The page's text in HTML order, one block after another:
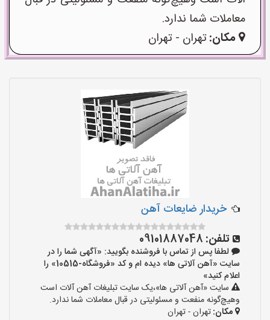
معاملات شما ندارد.
مکان:تهران - تهران
خریدار ضایعات آهن
تلفن: 09101887048
لطفا پس از تماس با فروشنده بگویید: «آگهی شما را در
سایت «آهن آلاتی ها» دیده ام و کد «فروشگاه-10515» را
اعلام کنید»
سایت «آهن آلاتی ها»،یک سایت تبلیغات آهن آلات است
وهیچ‌گونه منفعت و مسئولیتی در قبال معاملات شما ندارد.
مکان:تهران - تهران